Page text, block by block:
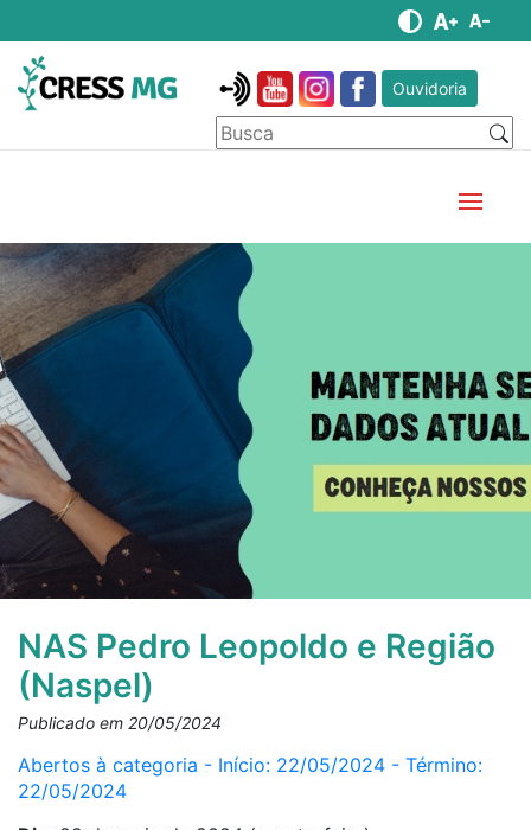
Ouvidoria
NAS Pedro Leopoldo e Região
(Naspel)
Publicado em 20/05/2024
Abertos à categoria - Início: 22/05/2024 - Término:
22/05/2024